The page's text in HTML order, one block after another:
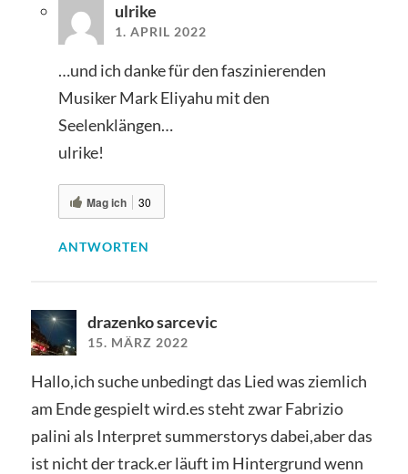
ulrike
1. APRIL 2022
…und ich danke für den faszinierenden
Musiker Mark Eliyahu mit den
Seelenklängen…
ulrike!
Mag ich 30
ANTWORTEN
drazenko sarcevic
15. MÄRZ 2022
Hallo,ich suche unbedingt das Lied was ziemlich
am Ende gespielt wird.es steht zwar Fabrizio
palini als Interpret summerstorys dabei,aber das
ist nicht der track.er läuft im Hintergrund wenn